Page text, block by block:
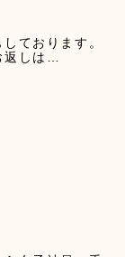
ております。
返しは…